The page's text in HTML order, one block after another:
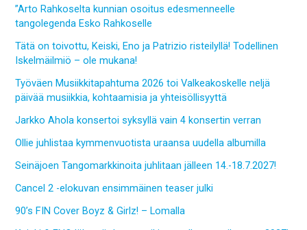
”Arto Rahkoselta kunnian osoitus edesmenneelle
tangolegenda Esko Rahkoselle
Tätä on toivottu, Keiski, Eno ja Patrizio risteilyllä! Todellinen
Iskelmäilmiö – ole mukana!
Työväen Musiikkitapahtuma 2026 toi Valkeakoskelle neljä
päivää musiikkia, kohtaamisia ja yhteisöllisyyttä
Jarkko Ahola konsertoi syksyllä vain 4 konsertin verran
Ollie juhlistaa kymmenvuotista uraansa uudella albumilla
Seinäjoen Tangomarkkinoita juhlitaan jälleen 14.-18.7.2027!
Cancel 2 -elokuvan ensimmäinen teaser julki
90’s FIN Cover Boyz & Girlz! – Lomalla